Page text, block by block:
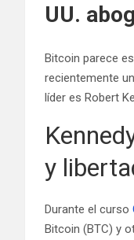
UU.
Bitcoin parece
recientemente
líder es Robert
y
Durante el curso
Bitcoin (BTC) y